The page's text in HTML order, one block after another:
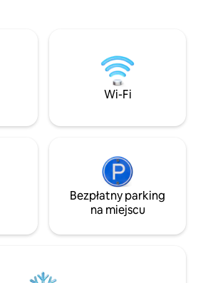
sofa
💰 Zniżka za
i
Zarezerwuj teraz i
handlowego Alta
Magdalena,
banków,
turystycznych i
Wi-Fi
Bezpłatny parking
na miejscu